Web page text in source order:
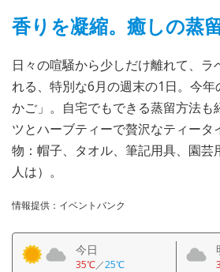
香りを凝縮。癒しの蒸
日々の喧騒から少しだけ離れて、ラ
れる、特別な6月の週末の1日。今
かご」。自宅でもできる蒸留方法も
ツとハーブティーで贅沢なティータ
物：帽子、タオル、筆記用具、園芸
人は）。
情報提供：イベントバンク
今日
35℃／25℃